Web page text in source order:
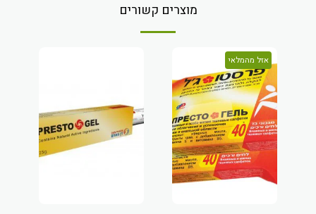
מוצרים קשורים
אזל מהמלאי